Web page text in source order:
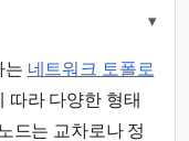
▾
는 네트워크 토폴로
따라 다양한 형태
드는 교차로나 정